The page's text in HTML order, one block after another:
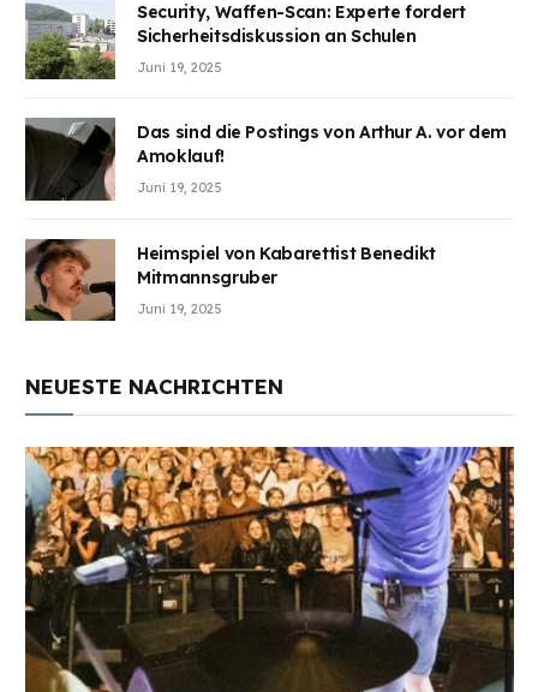
Security, Waffen-Scan: Experte fordert
Sicherheitsdiskussion an Schulen
Juni 19, 2025
Das sind die Postings von Arthur A. vor dem
Amoklauf!
Juni 19, 2025
Heimspiel von Kabarettist Benedikt
Mitmannsgruber
Juni 19, 2025
NEUESTE NACHRICHTEN